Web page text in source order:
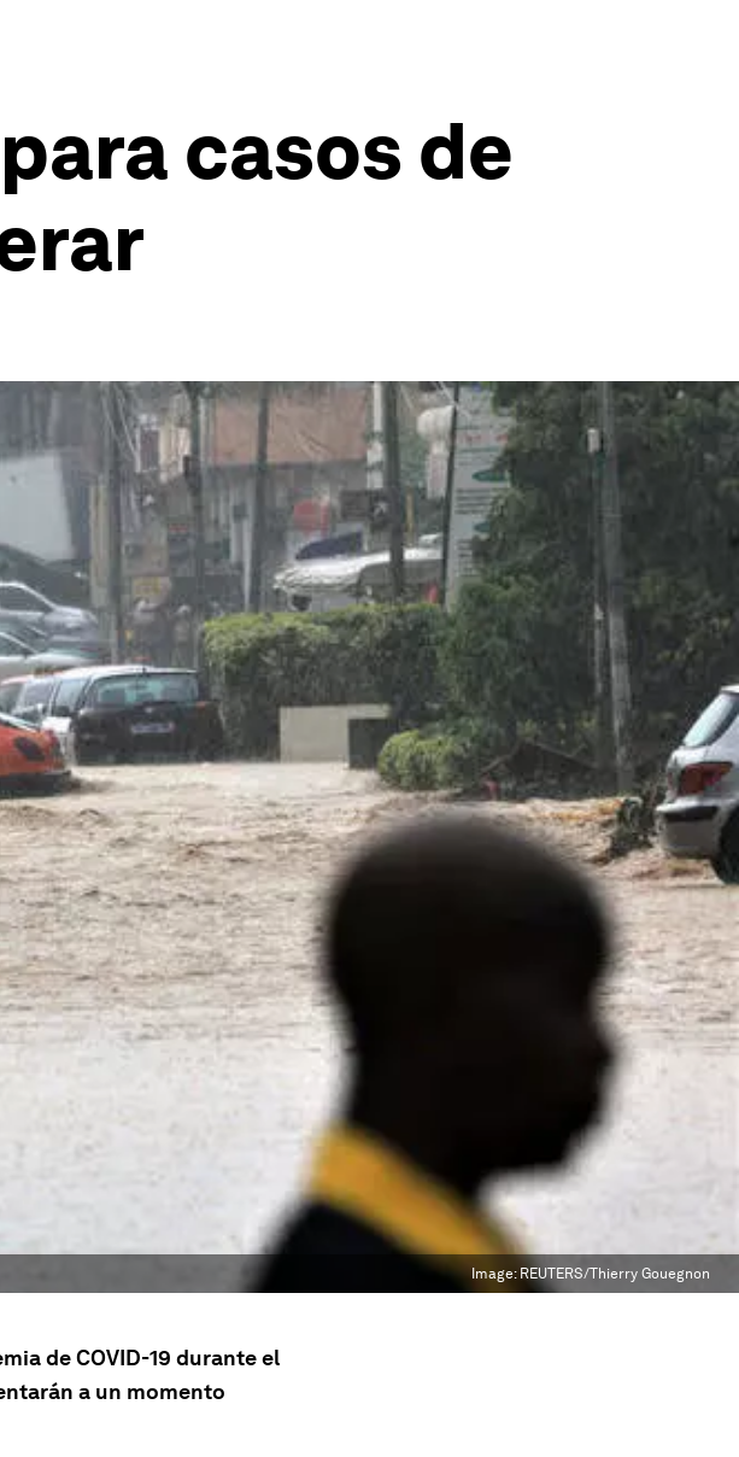
casos de
Image: REUTERS/Thierry Gouegnon
de COVID-19 durante el
a un momento